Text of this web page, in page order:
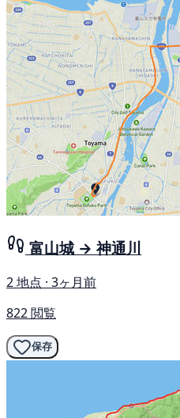
富山城 → 神通川
2 地点 · 3ヶ月前
822 閲覧
保存